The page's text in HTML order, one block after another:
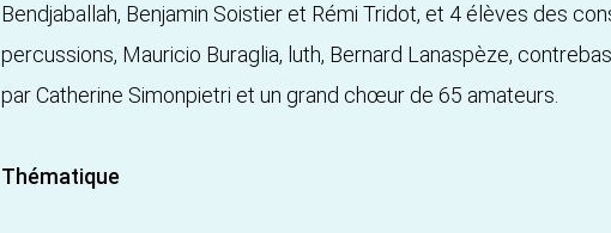
Bendjaballah, Benjamin Soistier et Rémi Tridot, et 4 élèves des
percussions, Mauricio Buraglia, luth, Bernard Lanaspèze,
par Catherine Simonpietri et un grand chœur de 65 amateurs.
Thématique